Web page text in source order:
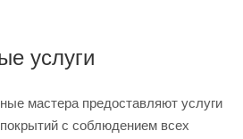
услуги
мастера предоставляют услуги
с соблюдением всех